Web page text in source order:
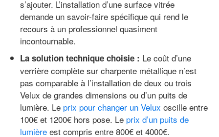
s’ajouter. L’installation d’une surface vitrée
demande un savoir-faire spécifique qui rend le
recours à un professionnel quasiment
incontournable.
La solution technique choisie : Le coût d’une
verrière complète sur charpente métallique n’est
pas comparable à l’installation de deux ou trois
Velux de grandes dimensions ou d’un puits de
lumière. Le prix pour changer un Velux oscille entre
100€ et 1200€ hors pose. Le prix d’un puits de
lumière est compris entre 800€ et 4000€.